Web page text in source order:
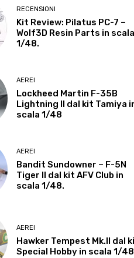
RECENSIONI
Kit Review: Pilatus PC-7 –
Wolf3D Resin Parts in scala
1/48.
AEREI
Lockheed Martin F-35B
Lightning II dal kit Tamiya
scala 1/48
AEREI
Bandit Sundowner – F-5N
Tiger II dal kit AFV Club in
scala 1/48.
AEREI
Hawker Tempest Mk.II dal
Special Hobby in scala 1/